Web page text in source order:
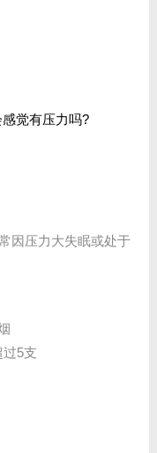
觉有压力吗?
因压力大失眠或处于
5支